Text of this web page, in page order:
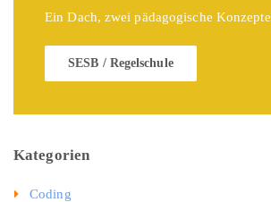
Ein Dach, zwei pädagogische Konzepte
SESB / Regelschule
Kategorien
Coding